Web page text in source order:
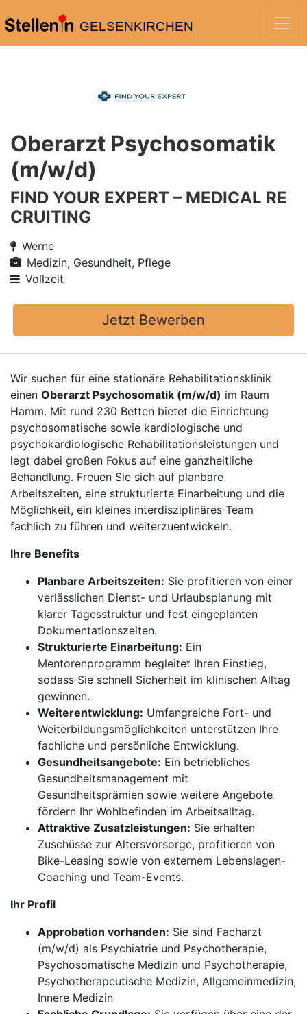
GELSENKIRCHEN
Oberarzt Psychosomatik
(m/w/d)
FIND YOUR EXPERT – MEDICAL RE
CRUITING
Werne
Medizin, Gesundheit, Pflege
Vollzeit
Jetzt Bewerben
Wir suchen für eine stationäre Rehabilitationsklinik
einen Oberarzt Psychosomatik (m/w/d) im Raum
Hamm. Mit rund 230 Betten bietet die Einrichtung
psychosomatische sowie kardiologische und
psychokardiologische Rehabilitationsleistungen und
legt dabei großen Fokus auf eine ganzheitliche
Behandlung. Freuen Sie sich auf planbare
Arbeitszeiten, eine strukturierte Einarbeitung und die
Möglichkeit, ein kleines interdisziplinäres Team
fachlich zu führen und weiterzuentwickeln.
Ihre Benefits
Planbare Arbeitszeiten: Sie profitieren von einer
verlässlichen Dienst- und Urlaubsplanung mit
klarer Tagesstruktur und fest eingeplanten
Dokumentationszeiten.
Strukturierte Einarbeitung: Ein
Mentorenprogramm begleitet Ihren Einstieg,
sodass Sie schnell Sicherheit im klinischen Alltag
gewinnen.
Weiterentwicklung: Umfangreiche Fort- und
Weiterbildungsmöglichkeiten unterstützen Ihre
fachliche und persönliche Entwicklung.
Gesundheitsangebote: Ein betriebliches
Gesundheitsmanagement mit
Gesundheitsprämien sowie weitere Angebote
fördern Ihr Wohlbefinden im Arbeitsalltag.
Attraktive Zusatzleistungen: Sie erhalten
Zuschüsse zur Altersvorsorge, profitieren von
Bike-Leasing sowie von externem Lebenslagen-
Coaching und Team-Events.
Ihr Profil
Approbation vorhanden: Sie sind Facharzt
(m/w/d) als Psychiatrie und Psychotherapie,
Psychosomatische Medizin und Psychotherapie,
Psychotherapeutische Medizin, Allgemeinmedizin,
Innere Medizin